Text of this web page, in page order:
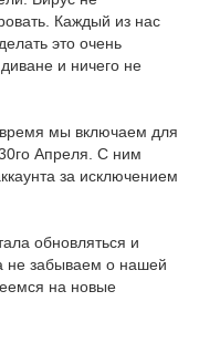
Каждый из нас
это очень
и ничего не
время мы включаем для
Апреля. С ним
за исключением
обновляться и
не забываем о нашей
на новые